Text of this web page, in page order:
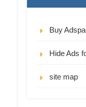
Buy
Hide Ads
site map